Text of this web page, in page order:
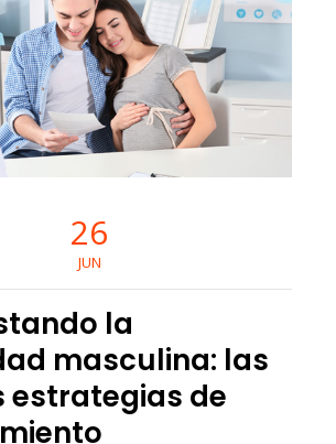
26
JUN
la
masculina: las
estrategias de